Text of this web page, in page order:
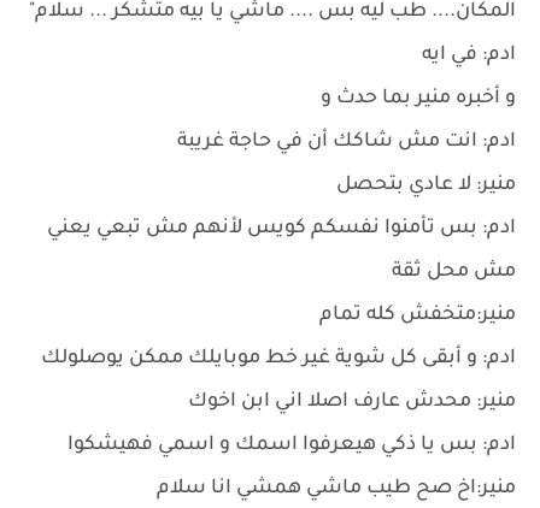
المكان.... طب ليه بس .... ماشي يا بيه متشكر ... سلام"
ادم: في ايه
و أخبره منير بما حدث و
ادم: انت مش شاكك أن في حاجة غريبة
منير: لا عادي بتحصل
ادم: بس تأمنوا نفسكم كويس لأنهم مش تبعي يعني
مش محل ثقة
منير:متخفش كله تمام
ادم: و أبقى كل شوية غير خط موبايلك ممكن يوصلولك
منير: محدش عارف اصلا اني ابن اخوك
ادم: بس يا ذكي هيعرفوا اسمك و اسمي فهيشكوا
منير:اخ صح طيب ماشي همشي انا سلام